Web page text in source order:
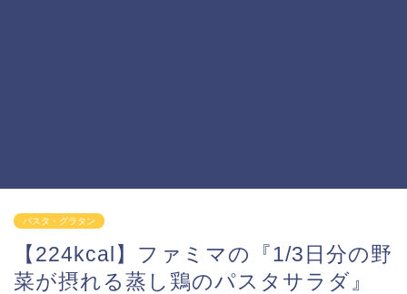
パスタ・グラタン
【224kcal】ファミマの『1/3日分の野
菜が摂れる蒸し鶏のパスタサラダ』